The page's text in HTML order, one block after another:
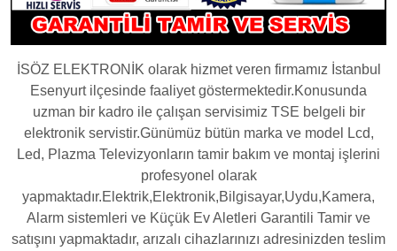
İSÖZ ELEKTRONİK olarak hizmet veren firmamız İstanbul
Esenyurt ilçesinde faaliyet göstermektedir.Konusunda
uzman bir kadro ile çalışan servisimiz TSE belgeli bir
elektronik servistir.Günümüz bütün marka ve model Lcd,
Led, Plazma Televizyonların tamir bakım ve montaj işlerini
profesyonel olarak
yapmaktadır.Elektrik,Elektronik,Bilgisayar,Uydu,Kamera,
Alarm sistemleri ve Küçük Ev Aletleri Garantili Tamir ve
satışını yapmaktadır, arızalı cihazlarınızı adresinizden teslim